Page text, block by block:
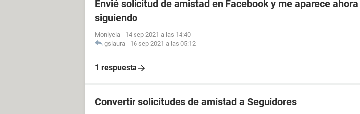
Envié solicitud de amistad en Facebook y me aparece ahora
siguiendo
Moniyela - 14 sep 2021 a las 14:40
gslaura - 16 sep 2021 a las 05:12
1 respuesta
Convertir solicitudes de amistad a Seguidores